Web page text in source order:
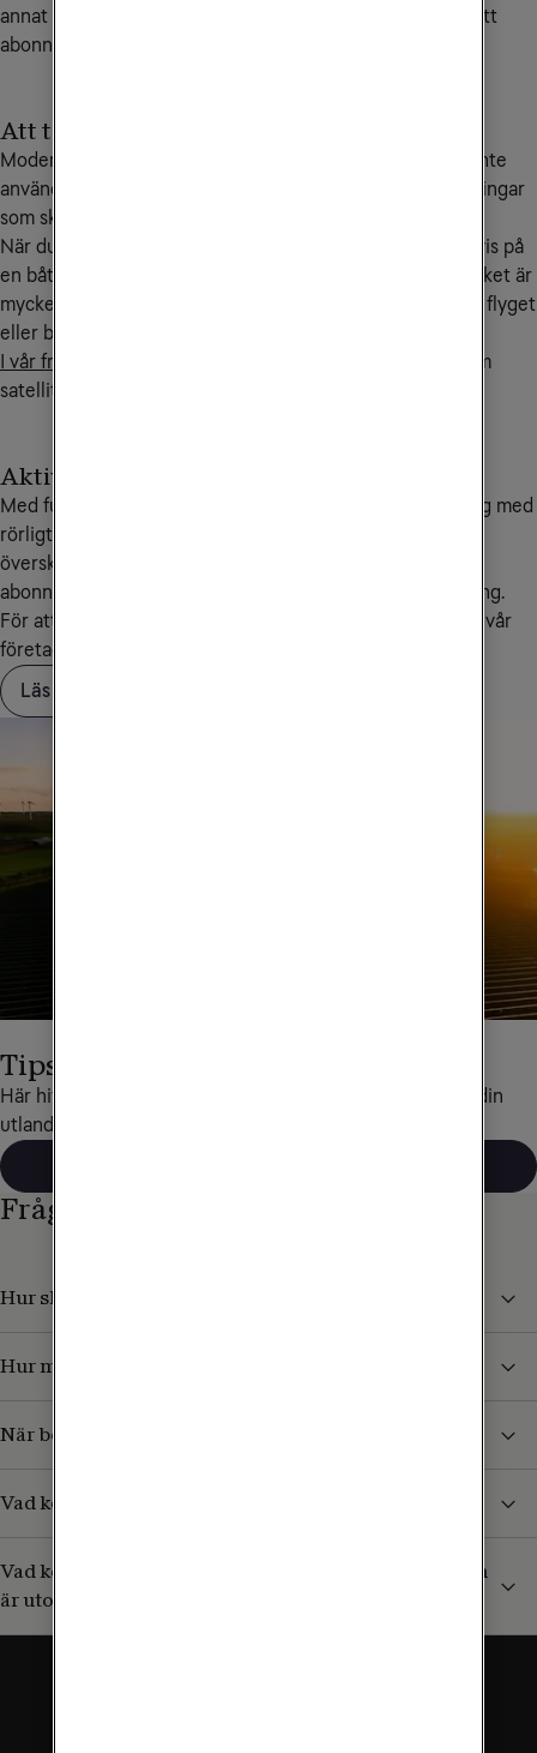
annat EU/EES-land för att kunna utnyttja mobilsurfen i ditt
abonnemang.
Att tänka på vid flyg- och båtresor
Moderna mobiler har kontakt med internet även när du inte
använder den, exempelvis för nedladdningar av uppdateringar
som sker i bakgrunden.
När du befinner dig helt utanför mobiltäckning, exempelvis på
en båt eller flygplan så sker då denna trafik via satellit, vilket är
mycket kostsamt. Slå därför av mobildata innan du går på flyget
eller båten.
I vår frågelista på denna sida
hittar du mer information om
satellitsamtal.
Aktivera Saldotak
Med funktionen Saldotak kan du som har ett abonnemang med
rörligt pris sätta en spärr vid ett belopp som inte får
överskridas. När saldotaket är uppnått spärras ditt
abonnemang samt eventuella gratistjänster för användning.
För att aktivera, ändra eller ta bort saldotak kontaktar du vår
företagskundservice på
Läs mer om Saldotak
Tips för utlandsresor
Här hittar du det mesta som rör data och telefoni under din
utlandsresa.
Frågor och svar
Hur skyddar jag mig från höga kostnader i utlandet?
Hur mycket kan jag surfa utomlands?
När börjar jag betala för surf och samtal i utlandet?
Vad kostar det att ta emot sms/mms från Sverige?
Vad kostar det att ringa till en svensk mobil (+46) som
är utomlands?